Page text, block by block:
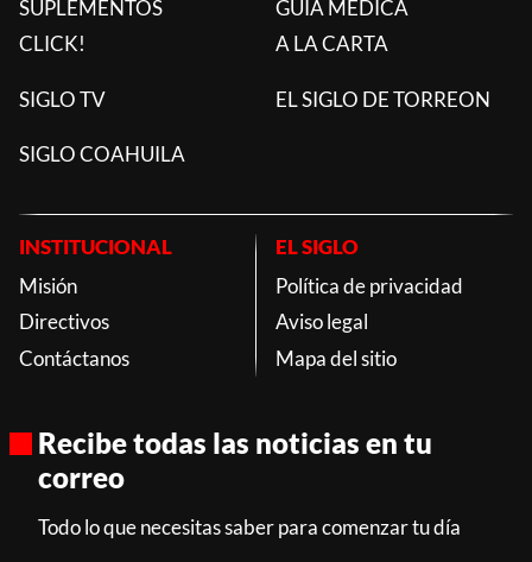
SUPLEMENTOS
CLICK!
GUÍA MÉDICA
A LA CARTA
SIGLO TV EL SIGLO DE TORREON
SIGLO COAHUILA
INSTITUCIONAL
Misión
Directivos
Contáctanos
EL SIGLO
Política de privacidad
Aviso legal
Mapa del sitio
Recibe todas las noticias en tu
correo
Todo lo que necesitas saber para comenzar tu día